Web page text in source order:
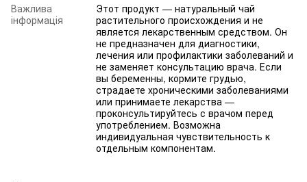
Важлива
інформація
Этот продукт — натуральный чай
растительного происхождения и не
является лекарственным средством. Он
не предназначен для диагностики,
лечения или профилактики заболеваний и
не заменяет консультацию врача. Если
вы беременны, кормите грудью,
страдаете хроническими заболеваниями
или принимаете лекарства —
проконсультируйтесь с врачом перед
употреблением. Возможна
индивидуальная чувствительность к
отдельным компонентам.